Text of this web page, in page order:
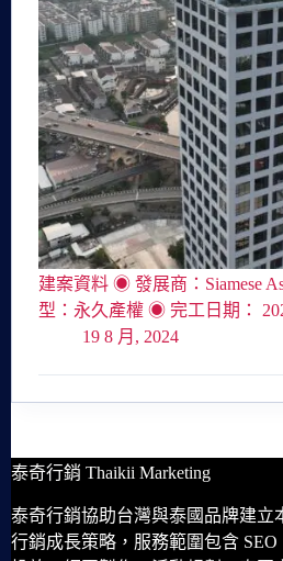
建案資料 ◉ 發展商：Siamese
型：永久產權 ◉ 完工日期：
19 8 月, 2024
泰奇行銷 Thaikii Marketing
泰奇行銷協助台灣與泰國品牌建立
行銷成長策略，服務範圍包含